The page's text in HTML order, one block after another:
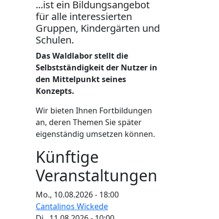
...ist ein Bildungsangebot
für alle interessierten
Gruppen, Kindergärten und
Schulen.
Das Waldlabor stellt die
Selbstständigkeit der Nutzer in
den Mittelpunkt seines
Konzepts.
Wir bieten Ihnen Fortbildungen
an, deren Themen Sie später
eigenständig umsetzen können.
Künftige
Veranstaltungen
Mo., 10.08.2026 - 18:00
Cantalinos Wickede